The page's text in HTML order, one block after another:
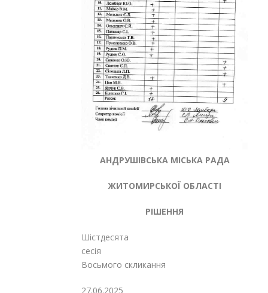
АНДРУШІВСЬКА МІСЬКА РАДА
ЖИТОМИРСЬКОЇ ОБЛАСТІ
РІШЕННЯ
Шістдесята
сесія
Восьмого скликання
27.06.2025